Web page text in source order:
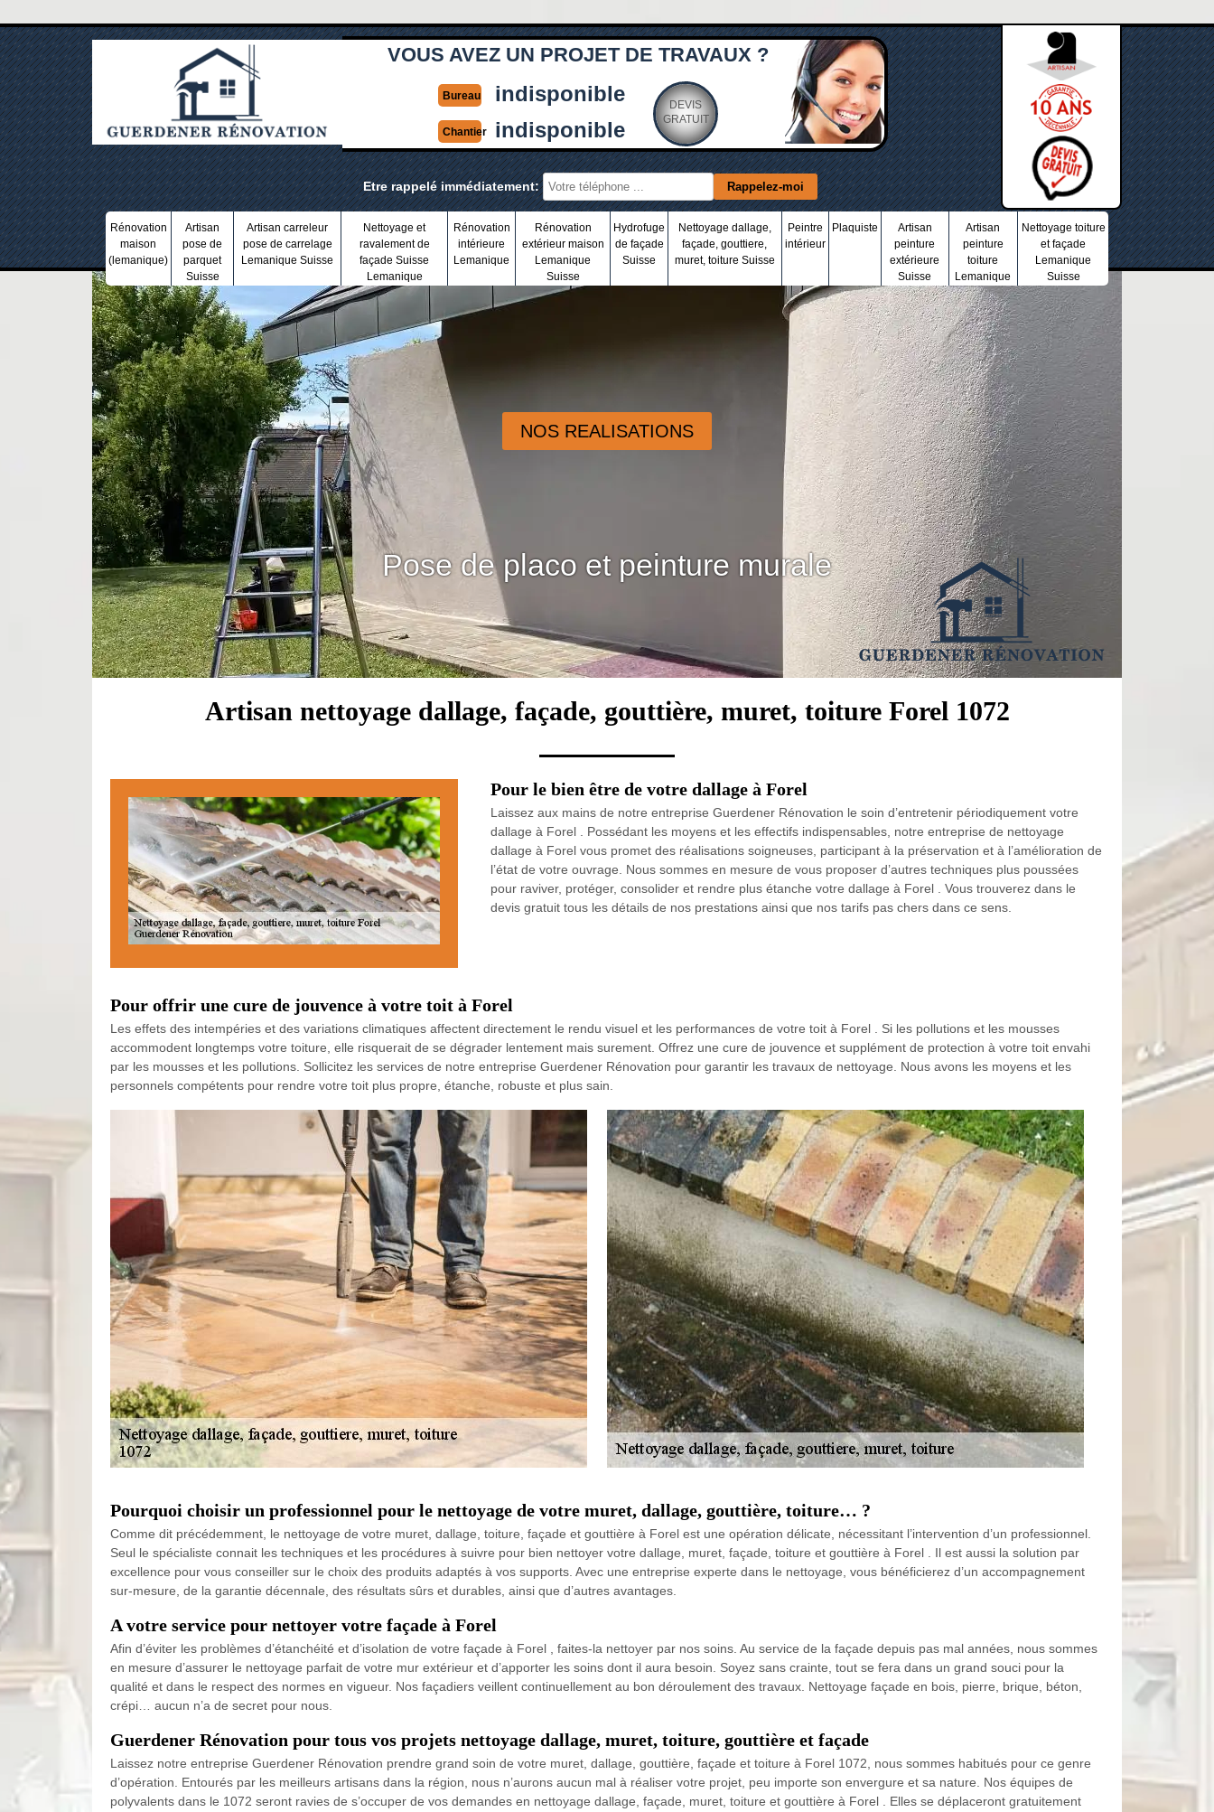
VOUS AVEZ UN PROJET DE TRAVAUX ?
Bureau indisponible
Chantier indisponible
DEVIS
GRATUIT
Etre rappelé immédiatement:
Rénovation
maison
(lemanique)
Artisan
pose de
parquet
Suisse
Artisan carreleur
pose de carrelage
Lemanique Suisse
Nettoyage et
ravalement de
façade Suisse
Lemanique
Rénovation
intérieure
Lemanique
Rénovation
extérieur maison
Lemanique
Suisse
Hydrofuge
de façade
Suisse
Nettoyage dallage,
façade, gouttiere,
muret, toiture Suisse
Peintre
intérieur
Plaquiste
Artisan
peinture
extérieure
Suisse
Artisan
peinture
toiture
Lemanique
Nettoyage toiture
et façade
Lemanique
Suisse
NOS REALISATIONS
Pose de placo et peinture murale
Artisan nettoyage dallage, façade, gouttière, muret, toiture Forel 1072
Pour le bien être de votre dallage à Forel
Laissez aux mains de notre entreprise Guerdener Rénovation le soin d’entretenir périodiquement votre
dallage à Forel . Possédant les moyens et les effectifs indispensables, notre entreprise de nettoyage
dallage à Forel vous promet des réalisations soigneuses, participant à la préservation et à l’amélioration de
l’état de votre ouvrage. Nous sommes en mesure de vous proposer d’autres techniques plus poussées
pour raviver, protéger, consolider et rendre plus étanche votre dallage à Forel . Vous trouverez dans le
devis gratuit tous les détails de nos prestations ainsi que nos tarifs pas chers dans ce sens.
Pour offrir une cure de jouvence à votre toit à Forel
Les effets des intempéries et des variations climatiques affectent directement le rendu visuel et les performances de votre toit à Forel . Si les pollutions et les mousses
accommodent longtemps votre toiture, elle risquerait de se dégrader lentement mais surement. Offrez une cure de jouvence et supplément de protection à votre toit envahi
par les mousses et les pollutions. Sollicitez les services de notre entreprise Guerdener Rénovation pour garantir les travaux de nettoyage. Nous avons les moyens et les
personnels compétents pour rendre votre toit plus propre, étanche, robuste et plus sain.
Pourquoi choisir un professionnel pour le nettoyage de votre muret, dallage, gouttière, toiture… ?
Comme dit précédemment, le nettoyage de votre muret, dallage, toiture, façade et gouttière à Forel est une opération délicate, nécessitant l’intervention d’un professionnel.
Seul le spécialiste connait les techniques et les procédures à suivre pour bien nettoyer votre dallage, muret, façade, toiture et gouttière à Forel . Il est aussi la solution par
excellence pour vous conseiller sur le choix des produits adaptés à vos supports. Avec une entreprise experte dans le nettoyage, vous bénéficierez d’un accompagnement
sur-mesure, de la garantie décennale, des résultats sûrs et durables, ainsi que d’autres avantages.
A votre service pour nettoyer votre façade à Forel
Afin d’éviter les problèmes d’étanchéité et d’isolation de votre façade à Forel , faites-la nettoyer par nos soins. Au service de la façade depuis pas mal années, nous sommes
en mesure d’assurer le nettoyage parfait de votre mur extérieur et d’apporter les soins dont il aura besoin. Soyez sans crainte, tout se fera dans un grand souci pour la
qualité et dans le respect des normes en vigueur. Nos façadiers veillent continuellement au bon déroulement des travaux. Nettoyage façade en bois, pierre, brique, béton,
crépi… aucun n’a de secret pour nous.
Guerdener Rénovation pour tous vos projets nettoyage dallage, muret, toiture, gouttière et façade
Laissez notre entreprise Guerdener Rénovation prendre grand soin de votre muret, dallage, gouttière, façade et toiture à Forel 1072, nous sommes habitués pour ce genre
d’opération. Entourés par les meilleurs artisans dans la région, nous n’aurons aucun mal à réaliser votre projet, peu importe son envergure et sa nature. Nos équipes de
polyvalents dans le 1072 seront ravies de s’occuper de vos demandes en nettoyage dallage, façade, muret, toiture et gouttière à Forel . Elles se déplaceront gratuitement